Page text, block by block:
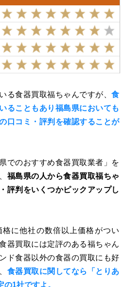
る食器買取福ちゃんですが、 食
ることもあり福島県においても
口コミ・評判を確認することが
でのおすすめ食器買取業者」を
福島県の人から食器買取福ちゃ
評判をいくつかピックアップし
格に他社の数倍以上価格がつい
器買取には定評のある福ちゃん
ド食器以外の食器の買取にも好
食器買取に関してなら「とりあ
1社ですよ。